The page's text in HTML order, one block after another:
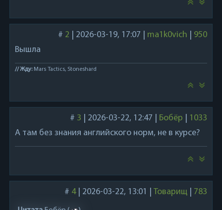
# 2 2026-03-19, 17:07 ma1k0vich
950
Вышла
// Жду:Mars Tactics, Stoneshard
# 3 2026-03-22, 12:47 Бобёр
1033
А там без знания английского норм, не в курсе?
# 4| 2026-03-22, 13:01 Товарищ| 783